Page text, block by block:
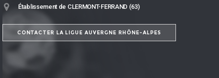
Établissement de CLERMONT-FERRAND (63)
CONTACTER LA LIGUE AUVERGNE RHÔNE-ALPES